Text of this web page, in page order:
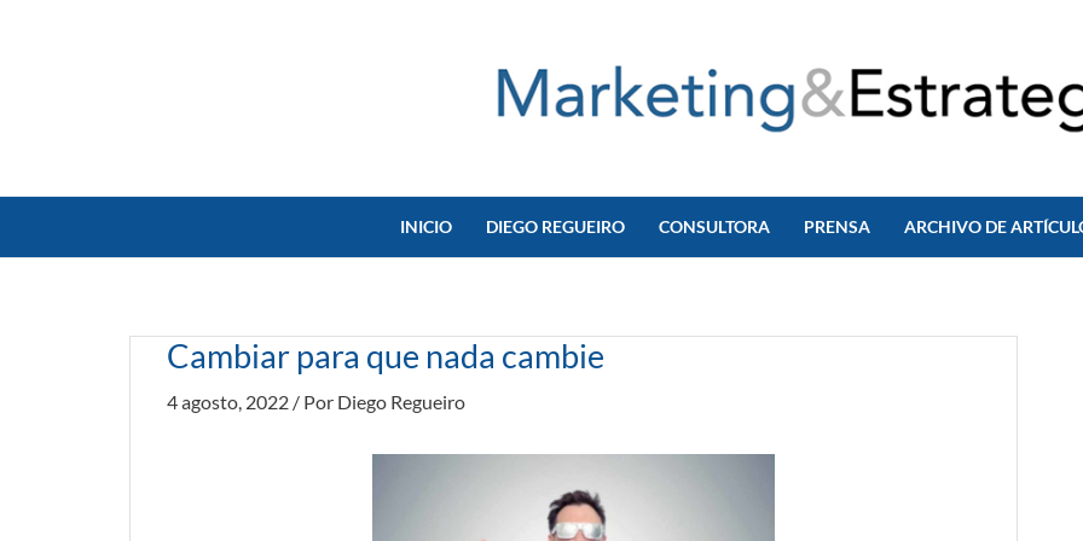
INICIO DIEGO REGUEIRO CONSULTORA PRENSA ARCHIVO DE
Cambiar para que nada cambie
4 agosto, 2022 / Por Diego Regueiro